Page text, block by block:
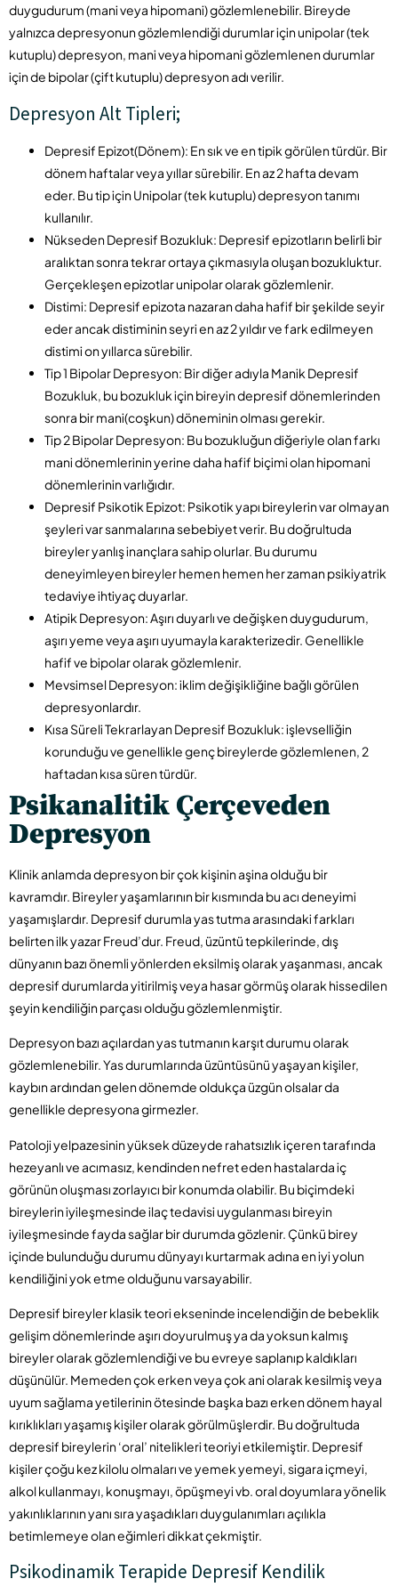
duygudurum (mani veya hipomani) gözlemlenebilir. Bireyde
yalnızca depresyonun gözlemlendiği durumlar için unipolar (tek
kutuplu) depresyon, mani veya hipomani gözlemlenen durumlar
için de bipolar (çift kutuplu) depresyon adı verilir.
Depresyon Alt Tipleri;
Depresif Epizot(Dönem): En sık ve en tipik görülen türdür. Bir
dönem haftalar veya yıllar sürebilir. En az 2 hafta devam
eder. Bu tip için Unipolar (tek kutuplu) depresyon tanımı
kullanılır.
Nükseden Depresif Bozukluk: Depresif epizotların belirli bir
aralıktan sonra tekrar ortaya çıkmasıyla oluşan bozukluktur.
Gerçekleşen epizotlar unipolar olarak gözlemlenir.
Distimi: Depresif epizota nazaran daha hafif bir şekilde seyir
eder ancak distiminin seyri en az 2 yıldır ve fark edilmeyen
distimi on yıllarca sürebilir.
Tip 1 Bipolar Depresyon: Bir diğer adıyla Manik Depresif
Bozukluk, bu bozukluk için bireyin depresif dönemlerinden
sonra bir mani(coşkun) döneminin olması gerekir.
Tip 2 Bipolar Depresyon: Bu bozukluğun diğeriyle olan farkı
mani dönemlerinin yerine daha hafif biçimi olan hipomani
dönemlerinin varlığıdır.
Depresif Psikotik Epizot: Psikotik yapı bireylerin var olmayan
şeyleri var sanmalarına sebebiyet verir. Bu doğrultuda
bireyler yanlış inançlara sahip olurlar. Bu durumu
deneyimleyen bireyler hemen hemen her zaman psikiyatrik
tedaviye ihtiyaç duyarlar.
Atipik Depresyon: Aşırı duyarlı ve değişken duygudurum,
aşırı yeme veya aşırı uyumayla karakterizedir. Genellikle
hafif ve bipolar olarak gözlemlenir.
Mevsimsel Depresyon: iklim değişikliğine bağlı görülen
depresyonlardır.
Kısa Süreli Tekrarlayan Depresif Bozukluk: işlevselliğin
korunduğu ve genellikle genç bireylerde gözlemlenen, 2
haftadan kısa süren türdür.
Psikanalitik Çerçeveden
Depresyon
Klinik anlamda depresyon bir çok kişinin aşina olduğu bir
kavramdır. Bireyler yaşamlarının bir kısmında bu acı deneyimi
yaşamışlardır. Depresif durumla yas tutma arasındaki farkları
belirten ilk yazar Freud’dur. Freud, üzüntü tepkilerinde, dış
dünyanın bazı önemli yönlerden eksilmiş olarak yaşanması, ancak
depresif durumlarda yitirilmiş veya hasar görmüş olarak hissedilen
şeyin kendiliğin parçası olduğu gözlemlenmiştir.
Depresyon bazı açılardan yas tutmanın karşıt durumu olarak
gözlemlenebilir. Yas durumlarında üzüntüsünü yaşayan kişiler,
kaybın ardından gelen dönemde oldukça üzgün olsalar da
genellikle depresyona girmezler.
Patoloji yelpazesinin yüksek düzeyde rahatsızlık içeren tarafında
hezeyanlı ve acımasız, kendinden nefret eden hastalarda iç
görünün oluşması zorlayıcı bir konumda olabilir. Bu biçimdeki
bireylerin iyileşmesinde ilaç tedavisi uygulanması bireyin
iyileşmesinde fayda sağlar bir durumda gözlenir. Çünkü birey
içinde bulunduğu durumu dünyayı kurtarmak adına en iyi yolun
kendiliğini yok etme olduğunu varsayabilir.
Depresif bireyler klasik teori ekseninde incelendiğin de bebeklik
gelişim dönemlerinde aşırı doyurulmuş ya da yoksun kalmış
bireyler olarak gözlemlendiği ve bu evreye saplanıp kaldıkları
düşünülür. Memeden çok erken veya çok ani olarak kesilmiş veya
uyum sağlama yetilerinin ötesinde başka bazı erken dönem hayal
kırıklıkları yaşamış kişiler olarak görülmüşlerdir. Bu doğrultuda
depresif bireylerin ‘oral’ nitelikleri teoriyi etkilemiştir. Depresif
kişiler çoğu kez kilolu olmaları ve yemek yemeyi, sigara içmeyi,
alkol kullanmayı, konuşmayı, öpüşmeyi vb. oral doyumlara yönelik
yakınlıklarının yanı sıra yaşadıkları duygulanımları açılıkla
betimlemeye olan eğimleri dikkat çekmiştir.
Psikodinamik Terapide Depresif Kendilik